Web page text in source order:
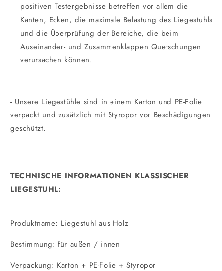
positiven Testergebnisse betreffen vor allem die
Kanten, Ecken, die maximale Belastung des Liegestuhls
und die Überprüfung der Bereiche, die beim
Auseinander- und Zusammenklappen Quetschungen
verursachen können.
- Unsere Liegestühle sind in einem Karton und PE-Folie
verpackt und zusätzlich mit Styropor vor Beschädigungen
geschützt.
TECHNISCHE INFORMATIONEN KLASSISCHER
LIEGESTUHL:
Produktname: Liegestuhl aus Holz
Bestimmung: für außen / innen
Verpackung: Karton + PE-Folie + Styropor